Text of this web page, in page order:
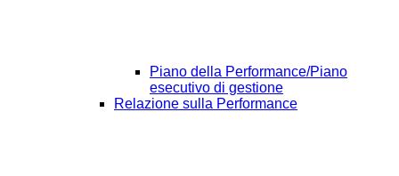
Piano della Performance/Piano
esecutivo di gestione
Relazione sulla Performance